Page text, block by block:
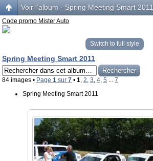
Voir l’album - Spring Meeting Smart 2011
Code promo Mister Auto
Switch to full style
Spring Meeting Smart 2011
84 images • Page 1 sur 7 • 1, 2, 3, 4, 5 ... 7
Spring Meeting Smart 2011